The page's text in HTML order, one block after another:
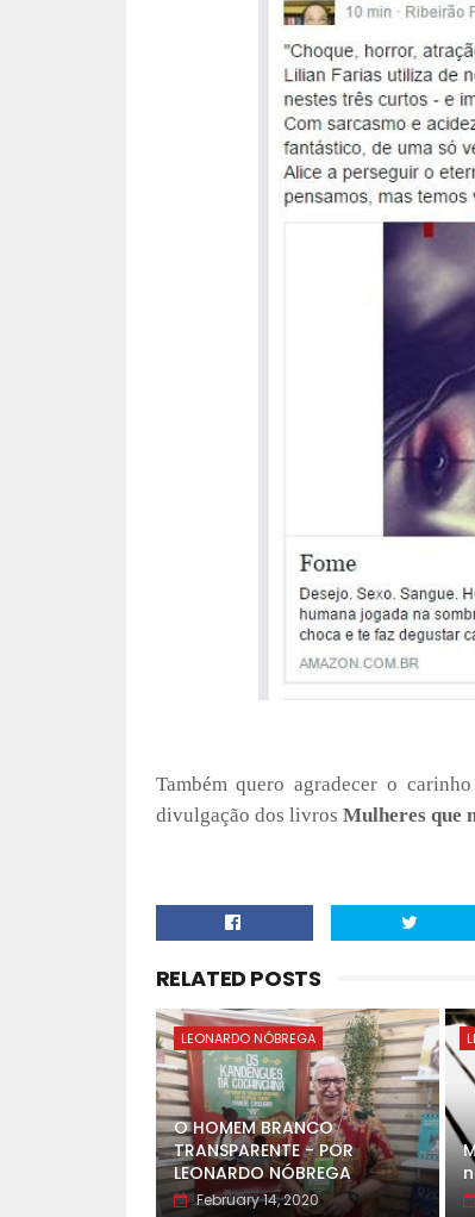
Também quero agradecer o
divulgação dos livros Mulheres que
RELATED POSTS
LEONARDO NÓBREGA
O HOMEM BRANCO
TRANSPARENTE - POR
LEONARDO NÓBREGA
February 14, 2020